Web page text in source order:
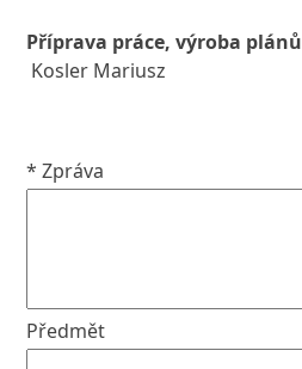
Příprava práce, výroba plánů
Kosler Mariusz
* Zpráva
Předmět